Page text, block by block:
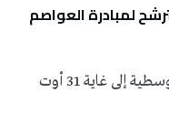
الترشح لمبادرة العواصم
يتواصل فتح باب الترشح أمام الدول المتوسطية إلى غاية 31 أوت